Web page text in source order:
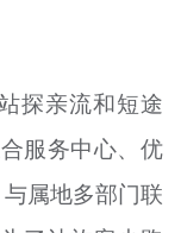
探亲流和短途
服务中心、优
属地多部门联